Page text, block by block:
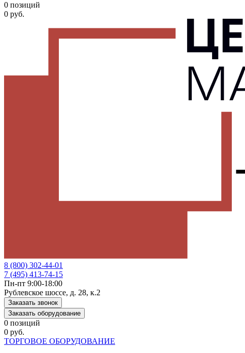
0 позиций
0 руб.
8 (800) 302-44-01
7 (495) 413-74-15
Пн-пт 9:00-18:00
Рублевское шоссе, д. 28, к.2
Заказать звонок
Заказать оборудование
0 позиций
0 руб.
ТОРГОВОЕ ОБОРУДОВАНИЕ